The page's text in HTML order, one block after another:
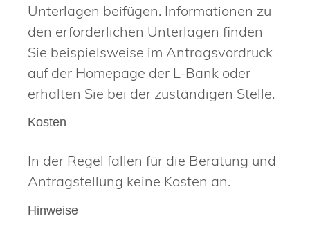
Unterlagen beifügen. Informationen zu
den erforderlichen Unterlagen finden
Sie beispielsweise im Antragsvordruck
auf der Homepage der L-Bank oder
erhalten Sie bei der zuständigen Stelle.
Kosten
In der Regel fallen für die Beratung und
Antragstellung keine Kosten an.
Hinweise